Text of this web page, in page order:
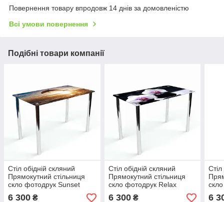
Повернення товару впродовж 14 днів за домовленістю
Всі умови повернення
Подібні товари компанії
Стіл обідній скляний
Прямокутний стільниця
скло фотодрук Sunset
910х610*Еко мм (БЦ-Стіл
6 300 ₴
Стіл обідній скляний
Прямокутний стільниця
скло фотодрук Relax
910х610*Еко мм (БЦ-Стіл
6 300₴ 6